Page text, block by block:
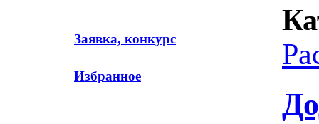
Заявка, конкурс
Избранное